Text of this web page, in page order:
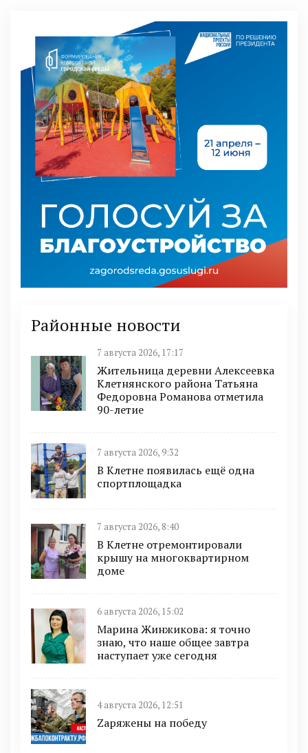
Районные новости
7 августа 2026, 17:17
Жительница деревни Алексеевка
Клетнянского района Татьяна
Федоровна Романова отметила
90-летие
7 августа 2026, 9:32
В Клетне появилась ещё одна
спортплощадка
7 августа 2026, 8:40
В Клетне отремонтировали
крышу на многоквартирном
доме
6 августа 2026, 15:02
Марина Жинжикова: я точно
знаю, что наше общее завтра
наступает уже сегодня
4 августа 2026, 12:51
Zаряжены на победу